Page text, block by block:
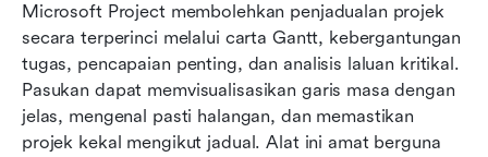
Microsoft Project membolehkan penjadualan projek
secara terperinci melalui carta Gantt, kebergantungan
tugas, pencapaian penting, dan analisis laluan kritikal.
Pasukan dapat memvisualisasikan garis masa dengan
jelas, mengenal pasti halangan, dan memastikan
projek kekal mengikut jadual. Alat ini amat berguna